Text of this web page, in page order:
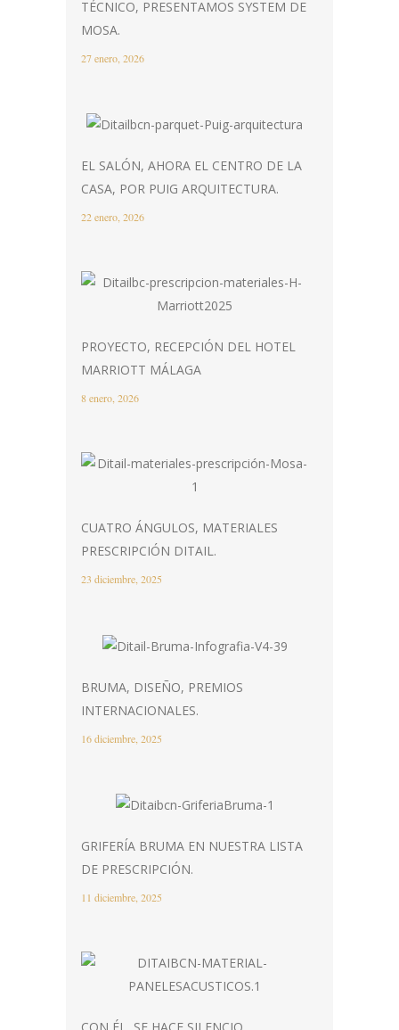
TÉCNICO, PRESENTAMOS SYSTEM DE
MOSA.
27 enero, 2026
EL SALÓN, AHORA EL CENTRO DE LA
CASA, POR PUIG ARQUITECTURA.
22 enero, 2026
PROYECTO, RECEPCIÓN DEL HOTEL
MARRIOTT MÁLAGA
8 enero, 2026
CUATRO ÁNGULOS, MATERIALES
PRESCRIPCIÓN DITAIL.
23 diciembre, 2025
BRUMA, DISEÑO, PREMIOS
INTERNACIONALES.
16 diciembre, 2025
GRIFERÍA BRUMA EN NUESTRA LISTA
DE PRESCRIPCIÓN.
11 diciembre, 2025